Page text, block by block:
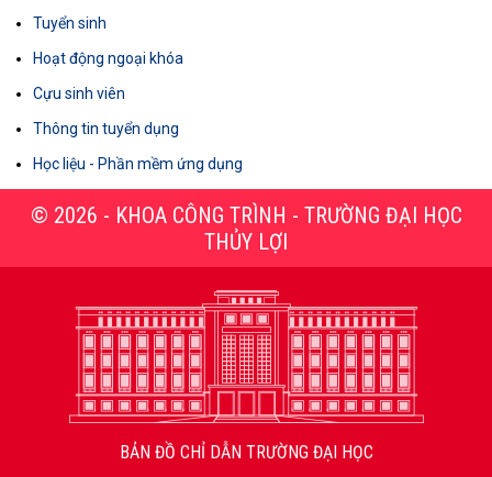
Tuyển sinh
Hoạt động ngoại khóa
Cựu sinh viên
Thông tin tuyển dụng
Học liệu - Phần mềm ứng dụng
© 2026 - KHOA CÔNG TRÌNH - TRƯỜNG ĐẠI HỌC
THỦY LỢI
BẢN ĐỒ CHỈ DẪN TRƯỜNG ĐẠI HỌC